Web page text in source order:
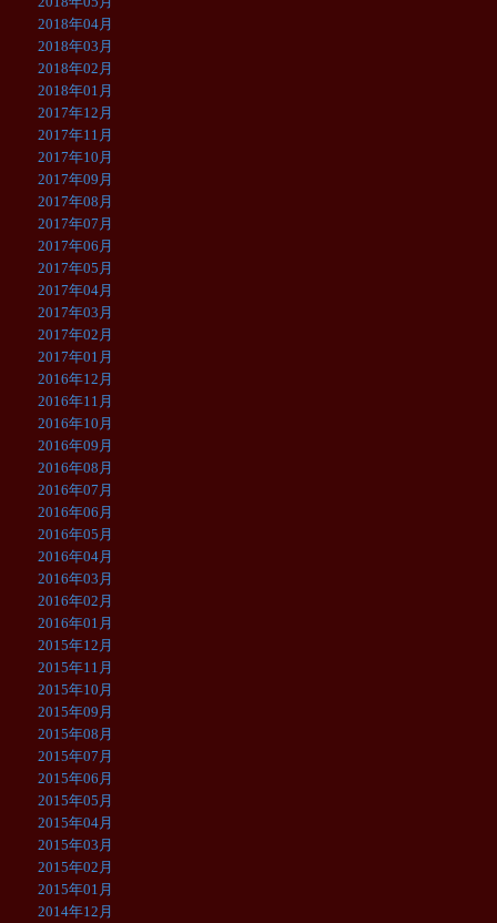
2018年04月
2018年03月
2018年02月
2018年01月
2017年12月
2017年11月
2017年10月
2017年09月
2017年08月
2017年07月
2017年06月
2017年05月
2017年04月
2017年03月
2017年02月
2017年01月
2016年12月
2016年11月
2016年10月
2016年09月
2016年08月
2016年07月
2016年06月
2016年05月
2016年04月
2016年03月
2016年02月
2016年01月
2015年12月
2015年11月
2015年10月
2015年09月
2015年08月
2015年07月
2015年06月
2015年05月
2015年04月
2015年03月
2015年02月
2015年01月
2014年12月